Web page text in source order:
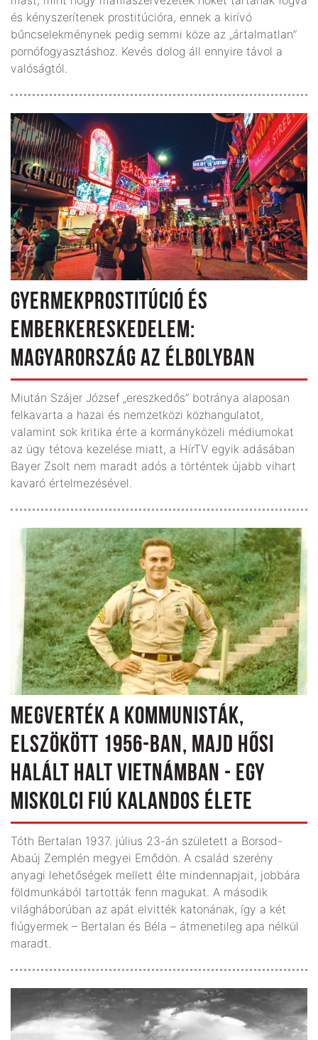
és kényszerítenek prostitúcióra, ennek a kirívó
bűncselekménynek pedig semmi köze az „ártalmatlan”
pornófogyasztáshoz. Kevés dolog áll ennyire távol a
valóságtól.
GYERMEKPROSTITÚCIÓ ÉS
EMBERKERESKEDELEM:
MAGYARORSZÁG AZ ÉLBOLYBAN
Miután Szájer József „ereszkedős” botránya alaposan
felkavarta a hazai és nemzetközi közhangulatot,
valamint sok kritika érte a kormányközeli médiumokat
az ügy tétova kezelése miatt, a HírTV egyik adásában
Bayer Zsolt nem maradt adós a történtek újabb vihart
kavaró értelmezésével.
MEGVERTÉK A KOMMUNISTÁK,
ELSZÖKÖTT 1956-BAN, MAJD HŐSI
HALÁLT HALT VIETNÁMBAN - EGY
MISKOLCI FIÚ KALANDOS ÉLETE
Tóth Bertalan 1937. július 23-án született a Borsod-
Abaúj Zemplén megyei Emődön. A család szerény
anyagi lehetőségek mellett élte mindennapjait, jobbára
földmunkából tartották fenn magukat. A második
világháborúban az apát elvitték katonának, így a két
fiúgyermek – Bertalan és Béla – átmenetileg apa nélkül
maradt.